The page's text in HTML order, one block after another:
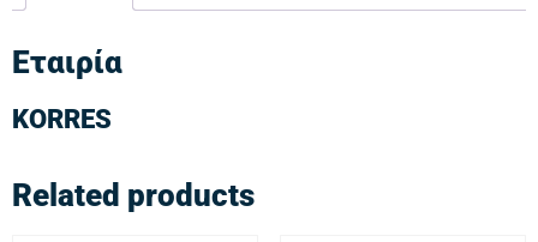
Εταιρία
KORRES
Related products